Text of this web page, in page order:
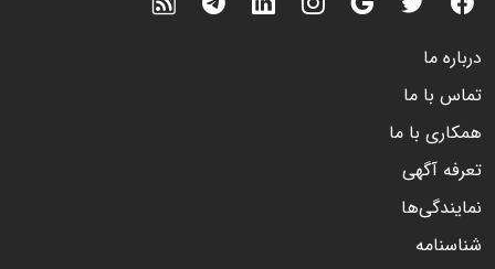
درباره ما
تماس با ما
همکاری با ما
تعرفه آگهی
نمایندگی‌ها
شناسنامه